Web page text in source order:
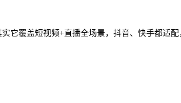
它覆盖短视频+直播全场景，抖音、快手都适